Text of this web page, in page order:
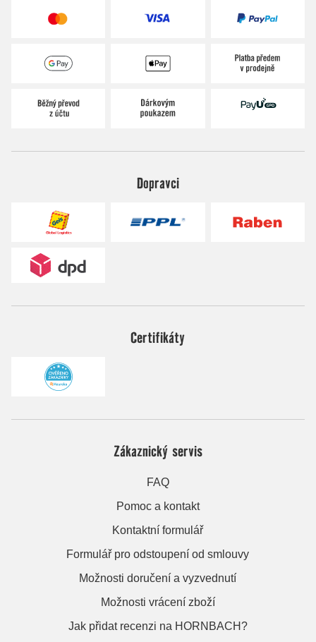
Dopravci
Certifikáty
Zákaznický servis
FAQ
Pomoc a kontakt
Kontaktní formulář
Formulář pro odstoupení od smlouvy
Možnosti doručení a vyzvednutí
Možnosti vrácení zboží
Jak přidat recenzi na HORNBACH?